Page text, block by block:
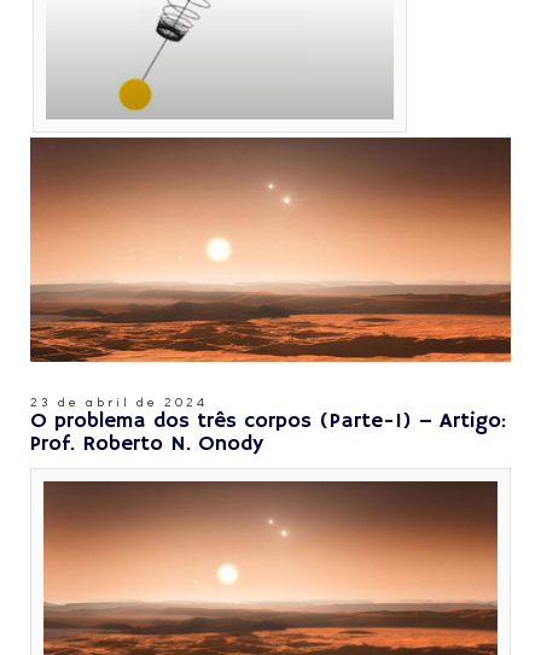
23 de abril de 2024
O problema dos três corpos (Parte-1) – Artigo:
Prof. Roberto N. Onody